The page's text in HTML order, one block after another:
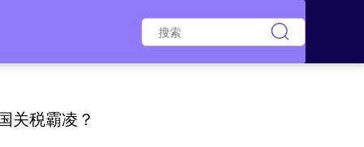
关税霸凌？